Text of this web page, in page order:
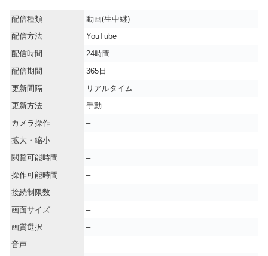
配信種類
動画(生中継)
配信方法
YouTube
配信時間
24時間
配信期間
365日
更新間隔
リアルタイム
更新方法
手動
カメラ操作
–
拡大・縮小
–
閲覧可能時間
–
操作可能時間
–
接続制限数
–
画面サイズ
–
画質選択
–
音声
–